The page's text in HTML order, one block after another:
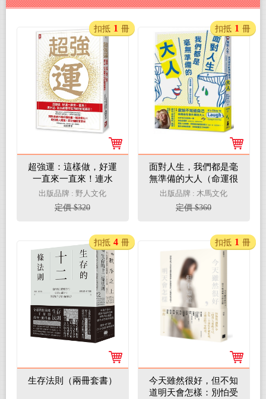
超強運：這樣做，好運
一直來一直來！連水
逆、犯太歲都不怕的超
強開運術
出版品牌 : 野人文化
定價 $320
扣抵 1 冊
面對人生，我們都是毫
無準備的大人（命運很
賤，但我不想忘記疼
痛）
出版品牌 : 木馬文化
定價 $360
扣抵 1 冊
生存法則（兩冊套書）
扣抵 4 冊
今天雖然很好，但不知
道明天會怎樣：別怕受
扣抵 1 冊